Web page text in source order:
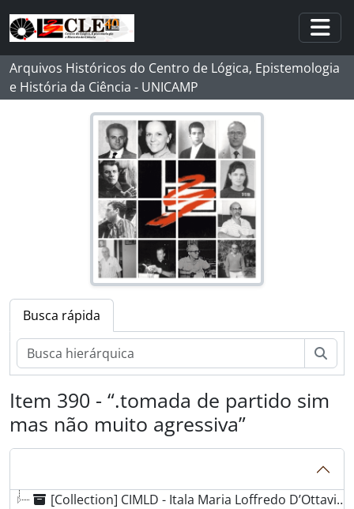
Skip to main content
Arquivos Históricos do Centro de Lógica, Epistemologia
e História da Ciência - UNICAMP
Busca rápida
Item 390 - “.tomada de partido sim
mas não muito agressiva”
[Collection] CIMLD - Itala Maria Loffredo D’Ottaviano